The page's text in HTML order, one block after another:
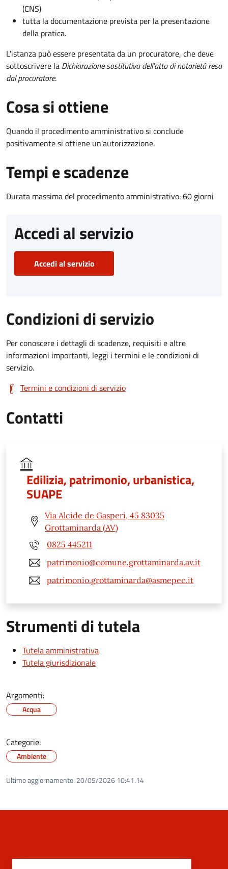
(CNS)
tutta la documentazione prevista per la presentazione
della pratica.
L'istanza può essere presentata da un procuratore, che deve
sottoscrivere la Dichiarazione sostitutiva dell'atto di notorietà resa
dal procuratore.
Cosa si ottiene
Quando il procedimento amministrativo si conclude
positivamente si ottiene un'autorizzazione.
Tempi e scadenze
Durata massima del procedimento amministrativo: 60 giorni
Accedi al servizio
Accedi al servizio
Condizioni di servizio
Per conoscere i dettagli di scadenze, requisiti e altre
informazioni importanti, leggi i termini e le condizioni di
servizio.
Termini e condizioni di servizio
Contatti
Edilizia, patrimonio, urbanistica,
SUAPE
Via Alcide de Gasperi, 45 83035
Grottaminarda (AV)
0825 445211
patrimonio@comune.grottaminarda.av.it
patrimonio.grottaminarda@asmepec.it
Strumenti di tutela
Tutela amministrativa
Tutela giurisdizionale
Argomenti:
Acqua
Categorie:
Ambiente
Ultimo aggiornamento: 20/05/2026 10:41.14